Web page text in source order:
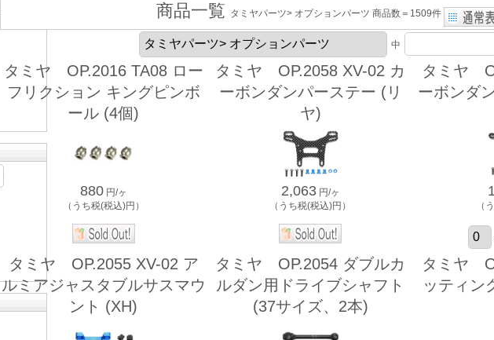
商品一覧 タミヤパーツ> オプションパーツ 商品数＝1509件
中
タミヤ OP.2016 TA08 ロー
フリクション キングピンボ
ール (4個)
880 円/ヶ
（うち税(税込)円）
タミヤ OP.2058 XV-02 カ
ーボンダンパーステー (リ
ヤ)
2,063 円/ヶ
（うち税(税込)円）
タミヤ
ーボンダ
（
タミヤ OP.2055 XV-02 ア
ルミアジャスタブルサスマウ
ント (XH)
タミヤ OP.2054 ダブルカ
ルダン用ドライブシャフト
(37サイズ、2本)
タミヤ
ッティン